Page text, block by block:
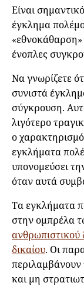
Είναι
έγκλημα
«εθνοκάθαρση»
ένοπλες
Να γνωρίζετε
συνιστά
σύγκρουση.
λιγότερο
ο
εγκλήματα
υπονομεύσει
όταν αυτά
Τα εγκλήματα
στην ομπρέλα
ανθρωπιστικού
δικαίου. Οι
και μη